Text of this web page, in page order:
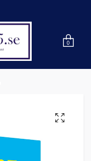
0